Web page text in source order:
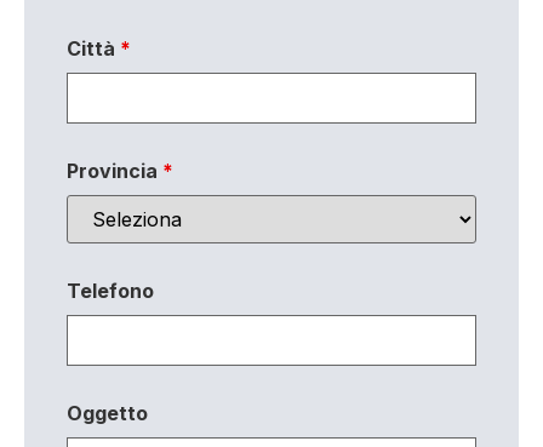
Città *
Provincia *
Telefono
Oggetto